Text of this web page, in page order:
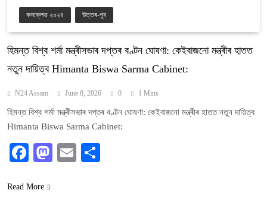
কনক্লেভ ২০২৪ উত্তৰ-পূব
হিমন্ত বিশ্ব শৰ্মা মন্ত্ৰীসভাৰ দপ্তৰ বণ্টন ঘোষণা: কেইবাজনো মন্ত্ৰীৰ হাতত
নতুন দায়িত্ব Himanta Biswa Sarma Cabinet:
N24 Assam June 8, 2026 0 1 Mins
হিমন্ত বিশ্ব শৰ্মা মন্ত্ৰীসভাৰ দপ্তৰ বণ্টন ঘোষণা: কেইবাজনো মন্ত্ৰীৰ হাতত নতুন দায়িত্ব
Himanta Biswa Sarma Cabinet:
Facebook
Mastodon
Email
Read More